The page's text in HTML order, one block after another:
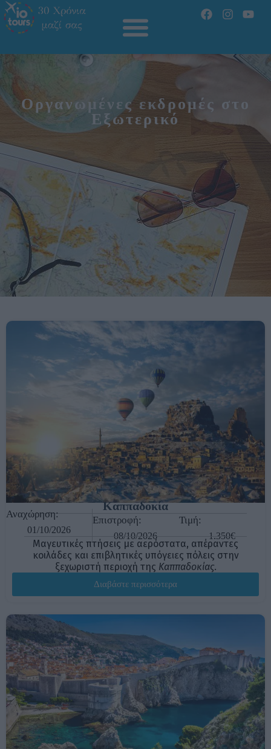
Οργανωμένες εκδρομές στο
Εξωτερικό
Καππαδοκία
Αναχώρηση:
01/10/2026
Επιστροφή:
08/10/2026
Τιμή:
1.350€
Μαγευτικές πτήσεις με αερόστατα, απέραντες
κοιλάδες και επιβλητικές υπόγειες πόλεις στην
ξεχωριστή περιοχή της Καππαδοκίας.
Διαβάστε περισσότερα